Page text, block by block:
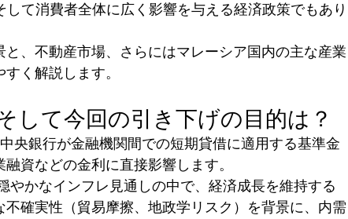
て消費者全体に広く影響を与える経済政策でもあり
、不動産市場、さらにはマレーシア国内の主な産業
く解説します。
して今回の引き下げの目的は？
央銀行が金融機関間での短期貸借に適用する基準金
資などの金利に直接影響します。
やかなインフレ見通しの中で、経済成長を維持する
確実性（貿易摩擦、地政学リスク）を背景に、内需